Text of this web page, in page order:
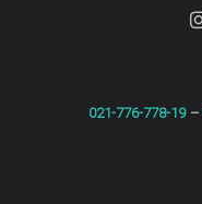
–
021-776-778-19